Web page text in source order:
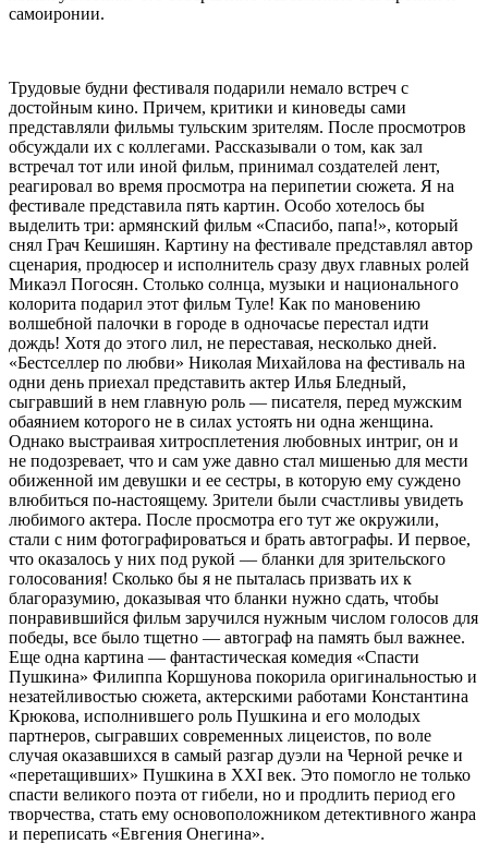
самоиронии.
Трудовые будни фестиваля подарили немало встреч с
достойным кино. Причем, критики и киноведы сами
представляли фильмы тульским зрителям. После просмотров
обсуждали их с коллегами. Рассказывали о том, как зал
встречал тот или иной фильм, принимал создателей лент,
реагировал во время просмотра на перипетии сюжета. Я на
фестивале представила пять картин. Особо хотелось бы
выделить три: армянский фильм «Спасибо, папа!», который
снял Грач Кешишян. Картину на фестивале представлял автор
сценария, продюсер и исполнитель сразу двух главных ролей
Микаэл Погосян. Столько солнца, музыки и национального
колорита подарил этот фильм Туле! Как по мановению
волшебной палочки в городе в одночасье перестал идти
дождь! Хотя до этого лил, не переставая, несколько дней.
«Бестселлер по любви» Николая Михайлова на фестиваль на
одни день приехал представить актер Илья Бледный,
сыгравший в нем главную роль — писателя, перед мужским
обаянием которого не в силах устоять ни одна женщина.
Однако выстраивая хитросплетения любовных интриг, он и
не подозревает, что и сам уже давно стал мишенью для мести
обиженной им девушки и ее сестры, в которую ему суждено
влюбиться по-настоящему. Зрители были счастливы увидеть
любимого актера. После просмотра его тут же окружили,
стали с ним фотографироваться и брать автографы. И первое,
что оказалось у них под рукой — бланки для зрительского
голосования! Сколько бы я не пыталась призвать их к
благоразумию, доказывая что бланки нужно сдать, чтобы
понравившийся фильм заручился нужным числом голосов для
победы, все было тщетно — автограф на память был важнее.
Еще одна картина — фантастическая комедия «Спасти
Пушкина» Филиппа Коршунова покорила оригинальностью и
незатейливостью сюжета, актерскими работами Константина
Крюкова, исполнившего роль Пушкина и его молодых
партнеров, сыгравших современных лицеистов, по воле
случая оказавшихся в самый разгар дуэли на Черной речке и
«перетащивших» Пушкина в XXI век. Это помогло не только
спасти великого поэта от гибели, но и продлить период его
творчества, стать ему основоположником детективного жанра
и переписать «Евгения Онегина».